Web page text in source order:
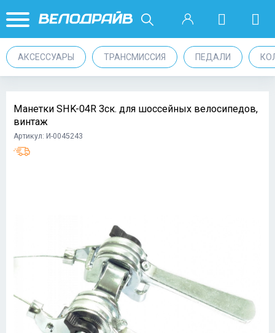
АКСЕССУАРЫ ТРАНСМИССИЯ ПЕДАЛИ
Манетки SHK-04R 3ск. для шоссейных велосипедов,
винтаж
Артикул: И-0045243